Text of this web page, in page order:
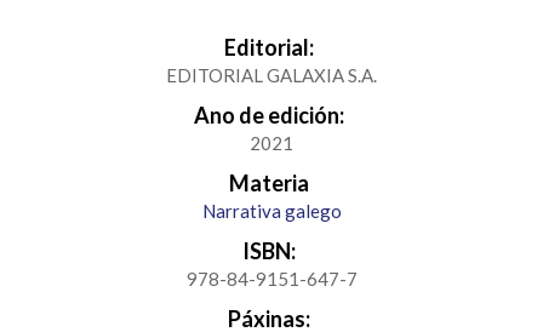
Editorial:
EDITORIAL GALAXIA S.A.
Ano de edición:
2021
Materia
Narrativa galego
ISBN:
978-84-9151-647-7
Páxinas: